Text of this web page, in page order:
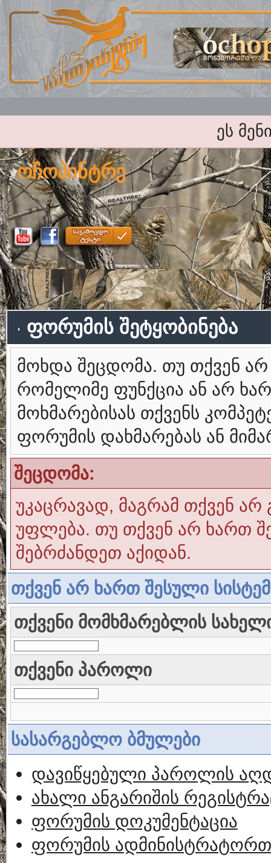
ეს
ოჩოპინტრე
ფორუმის შეტყობინება
მოხდა შეცდომა. თუ თქვენ
რომელიმე ფუნქცია ან არ
მოხმარებისას თქვენს
ფორუმის დახმარებას ან
შეცდომა:
უკაცრავად, მაგრამ თქვენ არ
უფლება. თუ თქვენ არ ხართ
შებრძანდეთ აქიდან.
თქვენ არ ხართ შესული
თქვენი მომხმარებლის
თქვენი პაროლი
სასარგებლო ბმულები
დავიწყებული პაროლის
ახალი ანგარიშის
ფორუმის დოკუმენტაცია
ფორუმის